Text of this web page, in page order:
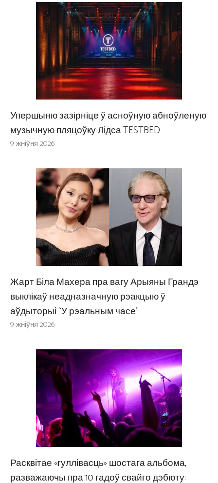
Упершыню зазірніце ў асноўную абноўленую
музычную пляцоўку Лідса TESTBED
9 жніўня 2026
Жарт Біла Махера пра вагу Арыяны Грандэ
выклікаў неадназначную рэакцыю ў
аўдыторыі “У рэальным часе”
9 жніўня 2026
Расквітае «гуллівасць» шостага альбома,
разважаючы пра 10 гадоў свайго дэбюту: